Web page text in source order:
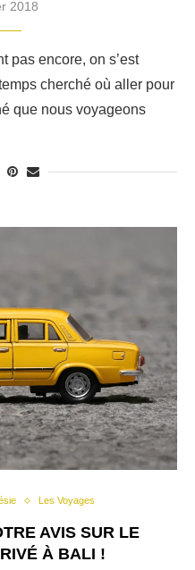
2018
pas encore, on s’est
cherché où aller pour
que nous voyageons
Les Voyages
AVIS SUR LE
À BALI !